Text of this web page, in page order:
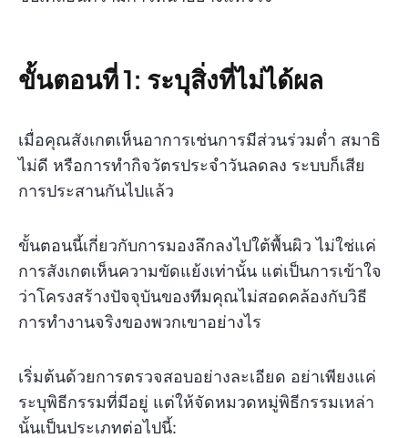
ขั้นตอนที่ 1: ระบุสิ่งที่ไม่ได้ผล
เมื่อคุณสังเกตเห็นอาการเช่นการมีส่วนร่วมต่ำ สมาธิ
ไม่ดี หรือการทำกิจวัตรประจำวันลดลง ระบบก็เสีย
การประสานกันไปแล้ว
ขั้นตอนนี้เกี่ยวกับการมองลึกลงไปใต้พื้นผิว ไม่ใช่แค่
การสังเกตเห็นความขัดแย้งเท่านั้น แต่เป็นการเข้าใจ
ว่าโครงสร้างปัจจุบันของทีมคุณไม่สอดคล้องกับวิธี
การทำงานจริงของพวกเขาอย่างไร
เริ่มต้นด้วยการตรวจสอบอย่างละเอียด อย่าเพียงแค่
ระบุพิธีกรรมที่มีอยู่ แต่ให้จัดหมวดหมู่พิธีกรรมเหล่า
นั้นเป็นประเภทต่อไปนี้: